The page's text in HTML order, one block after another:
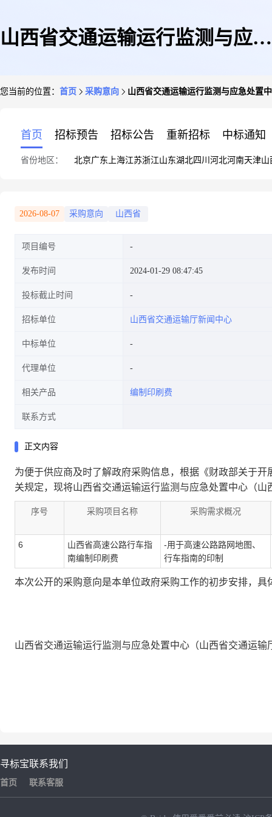
山西省交通运输运行监测与应急
您当前的位置： 首页 采购意向 山西省交通运输运行监测与应急处置
首页 招标预告 招标公告 重新招标 中标通知
省份地区： 北京广东 上海江苏浙江山东湖北四川 河北河南天津山
2026-08-07 采购意向 山西省
项目编号
发布时间 2024-01-29 08:47:45
投标截止时间
招标单位 山西省交通运输厅新闻中心
中标单位
代理单位
相关产品 编制印刷费
联系方式
正文内容
为便于供应商及时了解政府采购信息，根据《财政部关于
关规定，现将山西省交通运输运行监测与应急处置中心（
序号 采购项目名称 采购需求概况
6
山西省高速公路行车指
南编制印刷费
-用于高速公路路网地图、
行车指南的印制
本次公开的采购意向是本单位政府采购工作的初步安排，
山西省交通运输运行监测与应急处置中心（山西省交通运输
寻标宝
首页
联系我们
联系客服